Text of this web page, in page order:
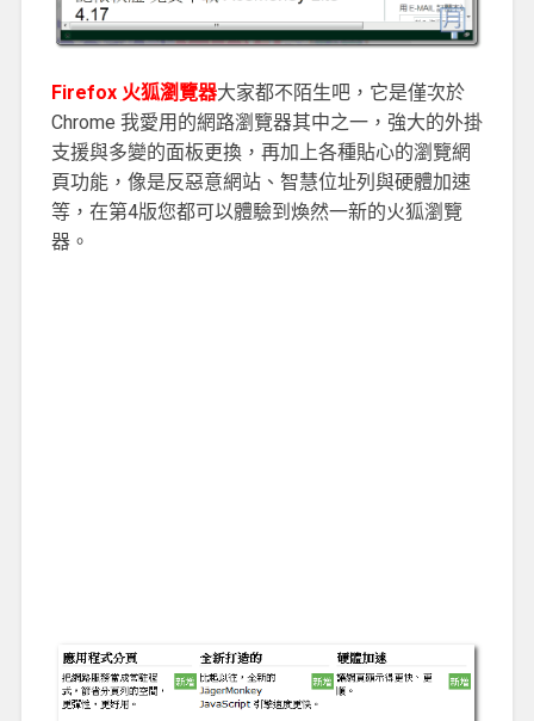
Firefox 火狐瀏覽器大家都不陌生吧，它是僅次於
Chrome 我愛用的網路瀏覽器其中之一，強大的外掛
支援與多變的面板更換，再加上各種貼心的瀏覽網
頁功能，像是反惡意網站、智慧位址列與硬體加速
等，在第4版您都可以體驗到煥然一新的火狐瀏覽
器。